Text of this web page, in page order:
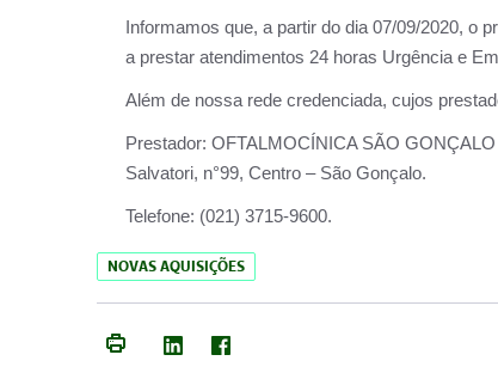
Informamos que, a partir do dia 07/09/2020, o
a prestar atendimentos 24 horas Urgência e
Além de nossa rede credenciada, cujos
Prestador: OFTALMOCÍNICA
Salvatori, n°99, Centro – São Gonçalo.
Telefone: (021) 3715-9600.
NOVAS AQUISIÇÕES